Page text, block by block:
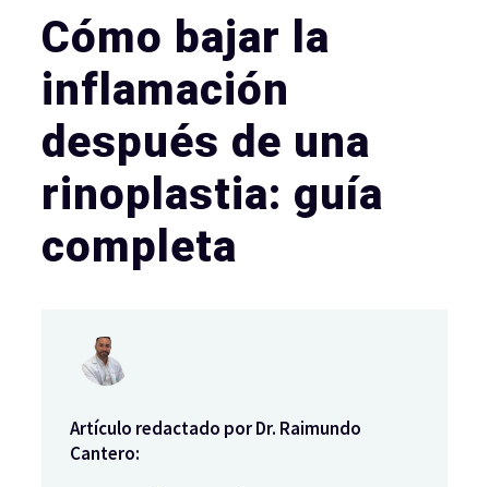
Cómo bajar la
inflamación
después de una
rinoplastia: guía
completa
Artículo redactado por Dr. Raimundo
Cantero: